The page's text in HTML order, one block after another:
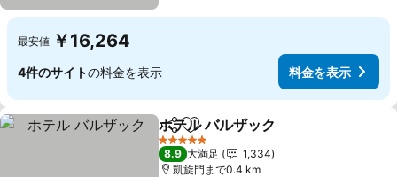
最安値 ￥16,264
4件のサイトの料金を表示 料金を表示
シェアお気に入りに追加
ホテル バルザック
5 ホテルのランク
8.9 大満足
1,334
凱旋門まで0.4 km